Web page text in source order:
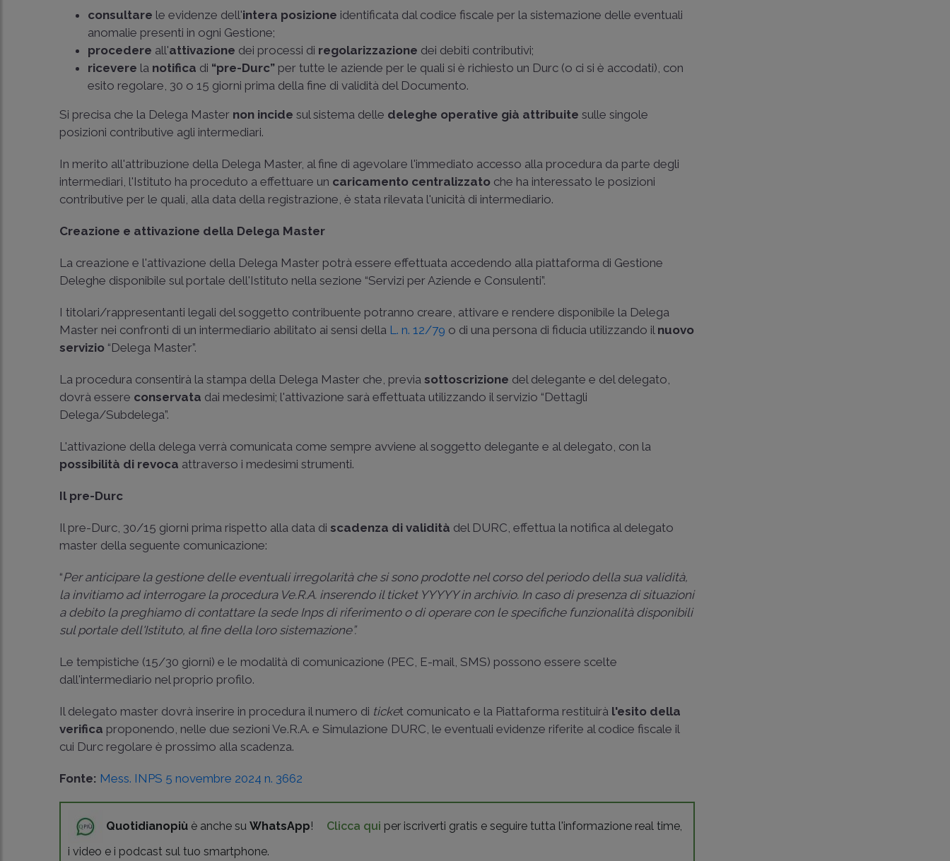
consultare le evidenze dell'intera posizione identificata dal codice fiscale per la sistemazione delle eventuali
anomalie presenti in ogni Gestione;
procedere all'attivazione dei processi di regolarizzazione dei debiti contributivi;
ricevere la notifica di “pre-Durc” per tutte le aziende per le quali si è richiesto un Durc (o ci si è accodati), con
esito regolare, 30 o 15 giorni prima della fine di validità del Documento.
Si precisa che la Delega Master non incide sul sistema delle deleghe operative già attribuitesulle singole
posizioni contributive agli intermediari.
In merito all'attribuzione della Delega Master, al fine di agevolare l'immediato accesso alla procedura da parte degli
intermediari, l'Istituto ha proceduto a effettuare un caricamento centralizzato che ha interessato le posizioni
contributive per le quali, alla data della registrazione, è stata rilevata l'unicità di intermediario.
Creazione e attivazione della Delega Master
La creazione e l'attivazione della Delega Master potrà essere effettuata accedendo alla piattaforma di Gestione
Deleghe disponibile sul portale dell'Istituto nella sezione “Servizi per Aziende e Consulenti”.
I titolari/rappresentanti legali del soggetto contribuente potranno creare, attivare e rendere disponibile la Delega
Master nei confronti di un intermediario abilitato ai sensi della L. n. 12/79 o di una persona di fiducia utilizzando il nuovo
servizio “Delega Master”.
La procedura consentirà la stampa della Delega Master che, previa sottoscrizione del delegante e del delegato,
dovrà essere conservata dai medesimi; l'attivazione sarà effettuata utilizzando il servizio “Dettagli
Delega/Subdelega”.
L'attivazione della delega verrà comunicata come sempre avviene al soggetto delegante e al delegato, con la
possibilità di revoca attraverso i medesimi strumenti.
Il pre-Durc
Il pre-Durc, 30/15 giorni prima rispetto alla data di scadenza di validità del DURC, effettua la notifica al delegato
master della seguente comunicazione:
“Per anticipare la gestione delle eventuali irregolarità che si sono prodotte nel corso del periodo della sua validità,
la invitiamo ad interrogare la procedura Ve.R.A. inserendo il ticket YYYYY in archivio. In caso di presenza di situazioni
a debito la preghiamo di contattare la sede Inps di riferimento o di operare con le specifiche funzionalità disponibili
sul portale dell'Istituto, al fine della loro sistemazione”.
Le tempistiche (15/30 giorni) e le modalità di comunicazione (PEC, E-mail, SMS) possono essere scelte
dall'intermediario nel proprio profilo.
Il delegato master dovrà inserire in procedura il numero di ticket comunicato e la Piattaforma restituirà l'esito della
verifica proponendo, nelle due sezioni Ve.R.A. e Simulazione DURC, le eventuali evidenze riferite al codice fiscale il
cui Durc regolare è prossimo alla scadenza.
Fonte: Mess. INPS 5 novembre 2024 n. 3662
Quotidianopiù è anche suWhatsApp! Clicca qui per iscriverti gratis e seguire tutta l'informazione real time,
i video e i podcast sul tuo smartphone.